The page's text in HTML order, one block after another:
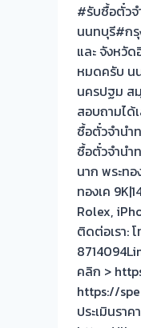
#รับซื้อตั๋วจ
นนทบุรี#ก
และ จังหวั
หมดครับ น
นครปฐม ส
สอบถามได้
ซื้อตั๋วจำนำ
ซื้อตั๋วจำนำ
นาก พระท
ทองเค
Rolex,
ติดต่อเรา:
คลิก >
https://
ประเมินรา